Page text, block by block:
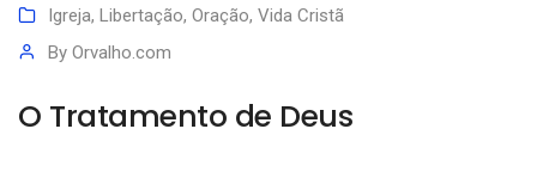
Igreja, Libertação, Oração, Vida Cristã
By Orvalho.com
O Tratamento de Deus